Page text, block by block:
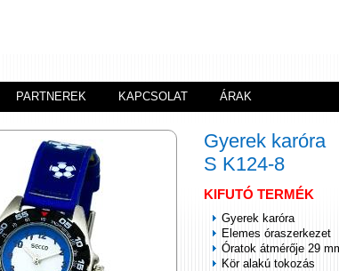
PARTNEREK KAPCSOLAT ÁRAK
Gyerek karóra
S K124-8
KIFUTÓ TERMÉK
Gyerek karóra
Elemes óraszerkezet
Óratok átmérője 29
Kör alakú tokozás